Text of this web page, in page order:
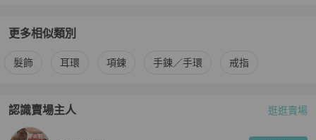
更多相似類別
更多Salvatore Ferragamo 女士配件 相似商品推薦
髮飾 耳環 項鍊 手鍊／手環 戒指
認識賣場主人
PopChill 拍拍圈嚴選賣家
逛逛賣場